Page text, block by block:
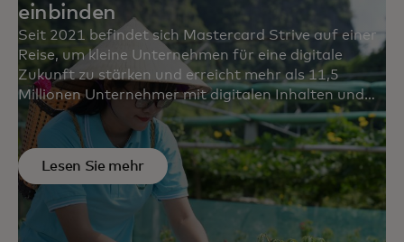
einbinden
Seit 2021 befindet sich Mastercard Strive auf einer
Reise, um kleine Unternehmen für eine digitale
Zukunft zu stärken und erreicht mehr als 11,5
Millionen Unternehmer mit digitalen Inhalten und
transformativen Lösungen in mehr als 15 Ländern.
Umfrageergebnisse von fünf Partnern zeigen die
Wirkung auf, die wir erzielen, um kleinen
Unternehmen zu helfen, finanzielle
Widerstandsfähigkeit aufzubauen, Zeit und Geld zu
sparen, mehr Umsatz zu generieren und ihr
Geschäft anzupassen. Zum Beispiel berichteten im
Lesen Sie mehr